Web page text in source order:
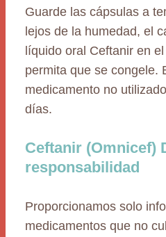
Guarde las cápsulas a
lejos de la humedad, el
líquido oral Ceftanir en
permita que se congele.
medicamento no
días.
Ceftanir (Omnicef)
responsabilidad
Proporcionamos solo
medicamentos que no